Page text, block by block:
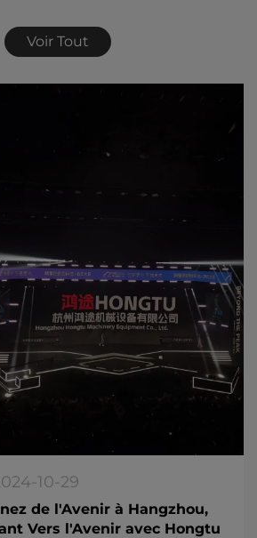
Voir Tout
10-29
de l'Avenir à Hangzhou,
Vers l'Avenir avec Hongtu